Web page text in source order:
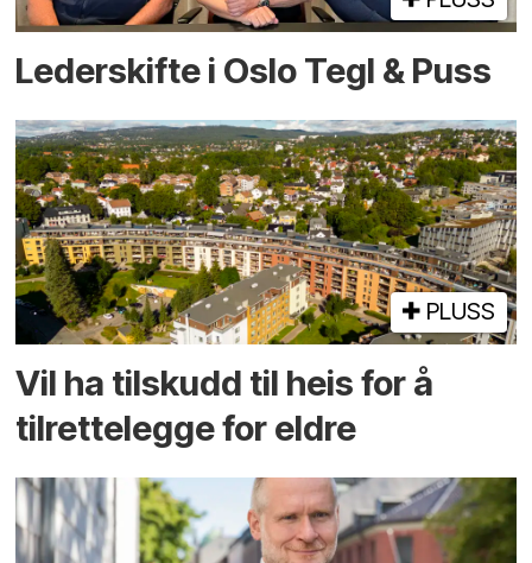
Lederskifte i Oslo Tegl & Puss
PLUSS
Vil ha tilskudd til heis for å
tilrettelegge for eldre